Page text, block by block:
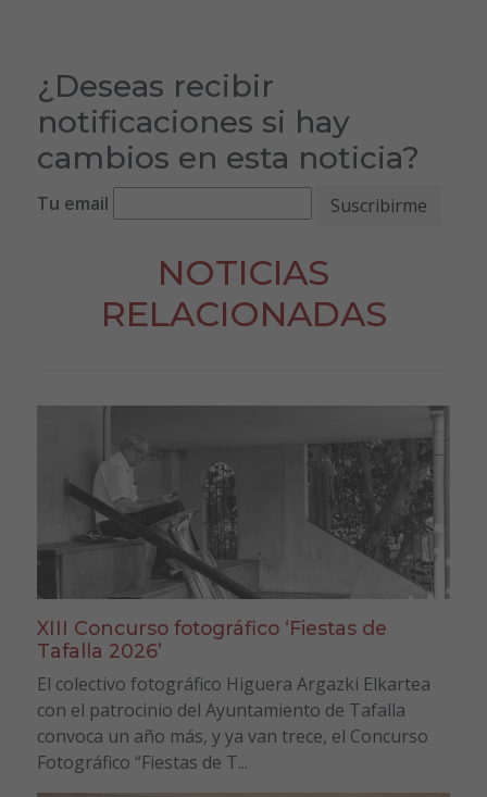
¿Deseas recibir
notificaciones si hay
cambios en esta noticia?
Tu email
NOTICIAS
RELACIONADAS
XIII Concurso fotográfico ‘Fiestas de
Tafalla 2026’
El colectivo fotográfico Higuera Argazki Elkartea
con el patrocinio del Ayuntamiento de Tafalla
convoca un año más, y ya van trece, el Concurso
Fotográfico “Fiestas de T...